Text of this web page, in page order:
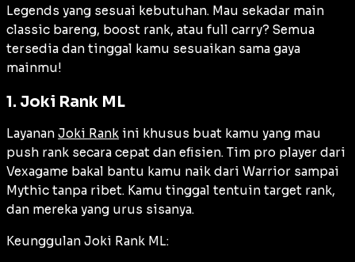
Legends yang sesuai kebutuhan. Mau sekadar main
classic bareng, boost rank, atau full carry? Semua
tersedia dan tinggal kamu sesuaikan sama gaya
mainmu!
1. Joki Rank ML
Layanan Joki Rank ini khusus buat kamu yang mau
push rank secara cepat dan efisien. Tim pro player dari
Vexagame bakal bantu kamu naik dari Warrior sampai
Mythic tanpa ribet. Kamu tinggal tentuin target rank,
dan mereka yang urus sisanya.
Keunggulan Joki Rank ML: